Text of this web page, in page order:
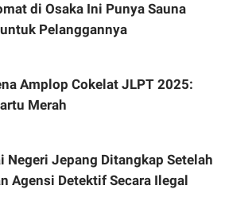
di Osaka Ini Punya Sauna
Pelanggannya
Amplop Cokelat JLPT 2025:
Merah
Negeri Jepang Ditangkap Setelah
Agensi Detektif Secara Ilegal